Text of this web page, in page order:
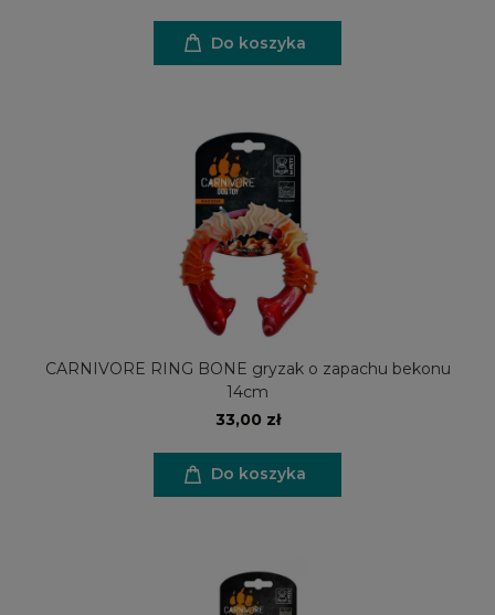
Do koszyka
CARNIVORE RING BONE gryzak o zapachu bekonu
14cm
33,00 zł
Do koszyka